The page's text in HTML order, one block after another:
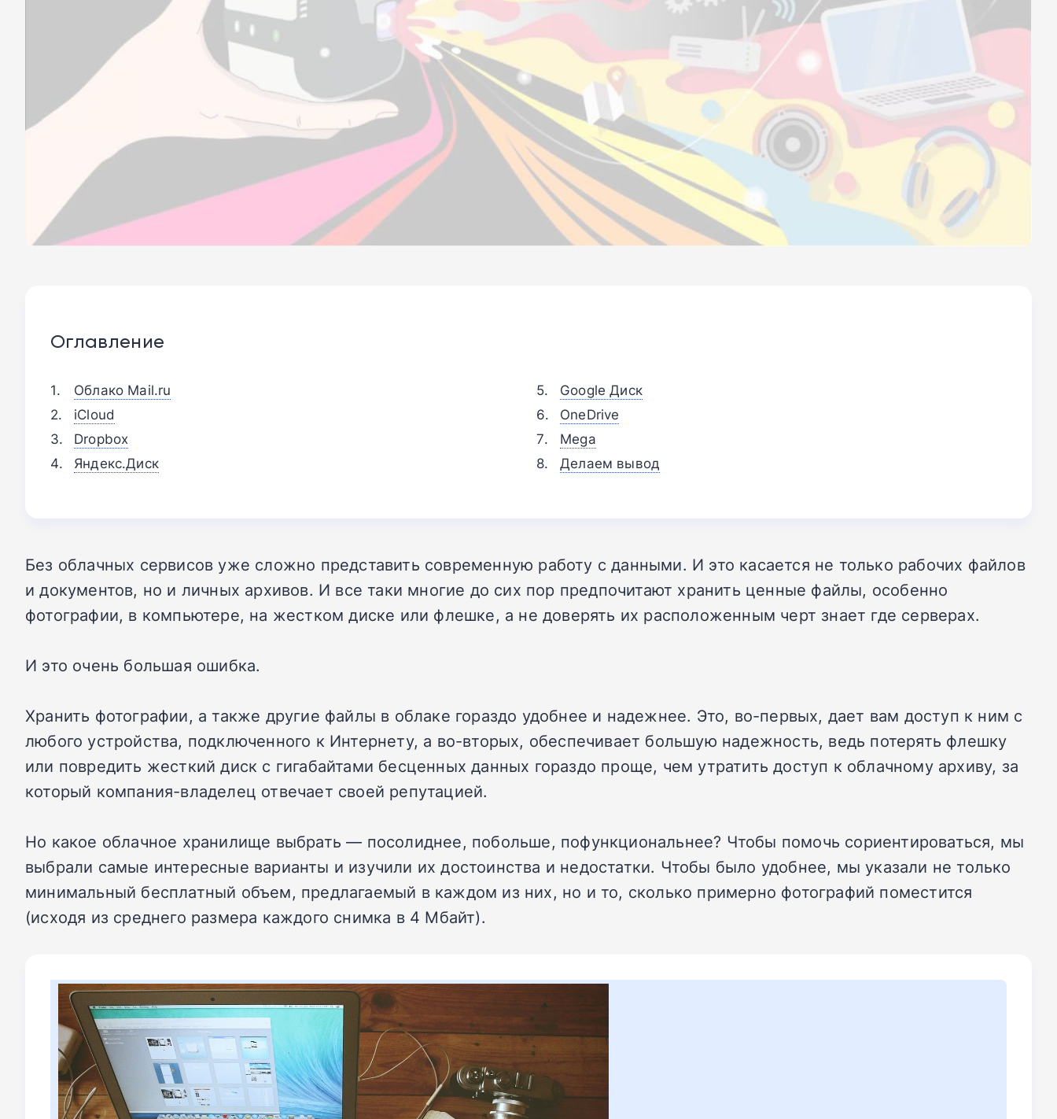
Оглавление
Облако Mail.ru
iCloud
Dropbox
Яндекс.Диск
Google Диск
OneDrive
Mega
Делаем вывод
Без облачных сервисов уже сложно представить современную работу с данными. И это касается не только рабочих файлов
и документов, но и личных архивов. И все таки многие до сих пор предпочитают хранить ценные файлы, особенно
фотографии, в компьютере, на жестком диске или флешке, а не доверять их расположенным черт знает где серверах.
И это очень большая ошибка.
Хранить фотографии, а также другие файлы в облаке гораздо удобнее и надежнее. Это, во-первых, дает вам доступ к ним с
любого устройства, подключенного к Интернету, а во-вторых, обеспечивает большую надежность, ведь потерять флешку
или повредить жесткий диск с гигабайтами бесценных данных гораздо проще, чем утратить доступ к облачному архиву, за
который компания-владелец отвечает своей репутацией.
Но какое облачное хранилище выбрать — посолиднее, побольше, пофункциональнее? Чтобы помочь сориентироваться, мы
выбрали самые интересные варианты и изучили их достоинства и недостатки. Чтобы было удобнее, мы указали не только
минимальный бесплатный объем, предлагаемый в каждом из них, но и то, сколько примерно фотографий поместится
(исходя из среднего размера каждого снимка в 4 Мбайт).